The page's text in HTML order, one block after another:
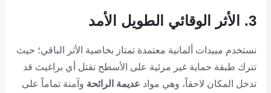
3. الأثر الوقائي الطويل الأمد
نستخدم مبيدات ألمانية معتمدة تمتاز بخاصية الأثر الباقي؛ حيث
تترك طبقة حماية غير مرئية على الأسطح تقتل أي براغيث قد
تدخل المكان لاحقاً، وهي مواد عديمة الرائحة وآمنة تماماً على